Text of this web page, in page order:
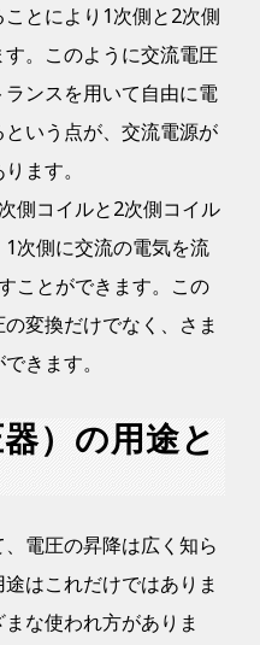
とにより1次側と2次側
。このように交流電圧
ンスを用いて自由に電
いう点が、交流電源が
ます。
側コイルと2次側コイル
次側に交流の電気を流
ことができます。この
変換だけでなく、さま
きます。
）の用途と
電圧の昇降は広く知ら
はこれだけではありま
な使われ方がありま